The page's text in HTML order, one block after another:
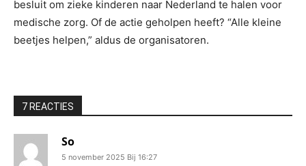
besluit om zieke kinderen naar Nederland te halen voor
medische zorg. Of de actie geholpen heeft? “Alle kleine
beetjes helpen,” aldus de organisatoren.
7 REACTIES
So
5 november 2025 Bij 16:27